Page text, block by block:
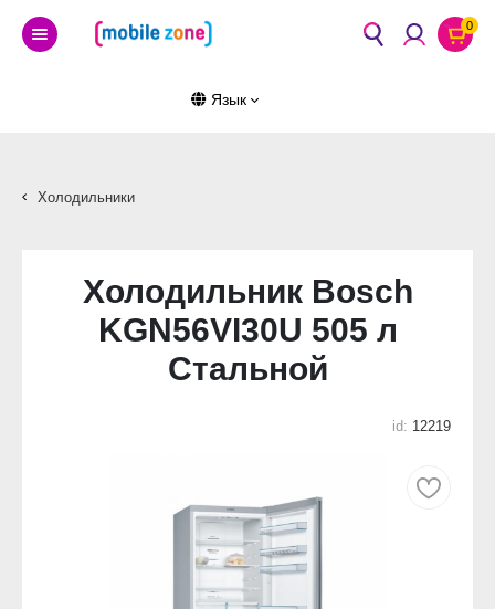
0
Язык
Холодильники
Холодильник Bosch
KGN56VI30U 505 л
Стальной
id: 12219